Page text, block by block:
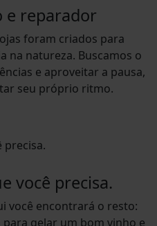
reparador
foram criados para
na natureza. Buscamos o
e aproveitar a pausa,
seu próprio ritmo.
você precisa.
você encontrará o resto:
gelar um bom vinho e